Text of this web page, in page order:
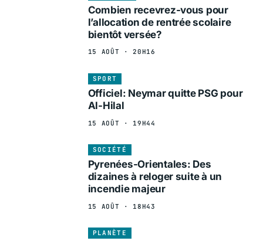
Combien recevrez-vous pour
l’allocation de rentrée scolaire
bientôt versée?
15 AOÛT · 20H16
SPORT
Officiel: Neymar quitte PSG pour
Al-Hilal
15 AOÛT · 19H44
SOCIÉTÉ
Pyrenées-Orientales: Des
dizaines à reloger suite à un
incendie majeur
15 AOÛT · 18H43
PLANÈTE